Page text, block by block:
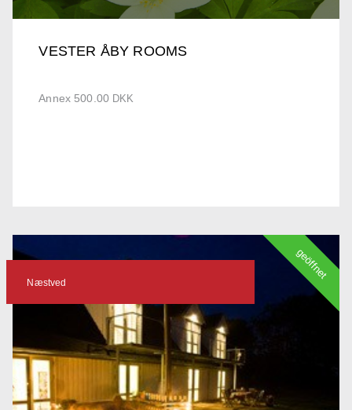
VESTER ÅBY ROOMS
Annex 500.00 DKK
Næstved
geöffnet